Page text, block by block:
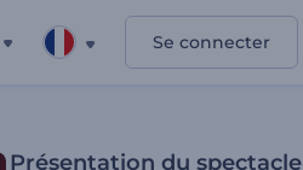
Se connecter
Présentation du spectacle